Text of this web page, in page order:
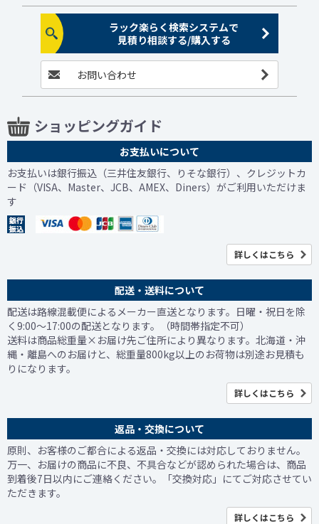
ラック楽らく検索システムで
見積り相談する/購入する
お問い合わせ
ショッピングガイド
お支払いについて
お支払いは銀行振込（三井住友銀行、りそな銀行）、クレジットカ
ード（VISA、Master、JCB、AMEX、Diners）がご利用いただけま
す
詳しくはこちら
配送・送料について
配送は路線混載便によるメーカー直送となります。日曜・祝日を除
く9:00～17:00の配送となります。（時間帯指定不可）
送料は商品総重量×お届け先ご住所により異なります。北海道・沖
縄・離島へのお届けと、総重量800kg以上のお荷物は別途お見積も
りになります。
詳しくはこちら
返品・交換について
原則、お客様のご都合による返品・交換には対応しておりません。
万一、お届けの商品に不良、不具合などが認められた場合は、商品
到着後7日以内にご連絡ください。「交換対応」にてご対応させてい
ただきます。
詳しくはこちら